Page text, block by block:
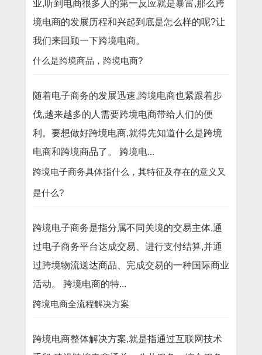
业,听到电商很多人的第一反应就是暴富,那么跨
境电商的发展历程和兴起到底是怎么样的呢?让
我们来回顾一下跨境电商。
什么是跨境商品，跨境电商?
随着电子商务的发展迅速,跨境电商也紧跟着步
伐,越来越多的人需要跨境电商带给人们的便
利。要想做好跨境电商,就得先知道什么是跨境
电商和跨境商品了。 跨境电...
跨境电子商务具体指什么，其特征及存在的意义又
是什么?
跨境电子商务是指分属不同关境的交易主体,通
过电子商务平台达成交易、进行支付结算,并通
过跨境物流送达商品、完成交易的一种国际商业
活动。 跨境电商的特...
跨境电商全流程解决方案
跨境电商整体解决方案,就是指通过互联网技术